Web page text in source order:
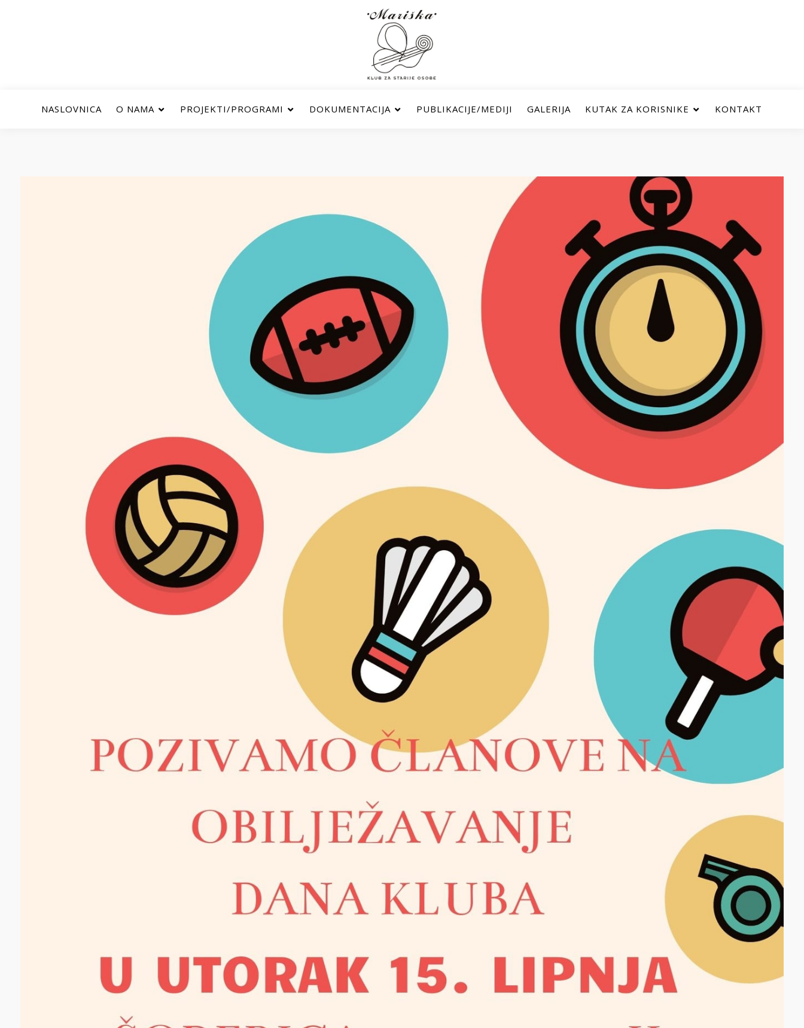
NASLOVNICA O NAMA PROJEKTI/PROGRAMI DOKUMENTACIJA PUBLIKACIJE/MEDIJI GALERIJA KUTAK ZA KORISNIKE KONTAKT